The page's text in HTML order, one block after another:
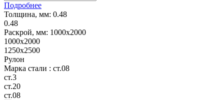
Подробнее
Толщина, мм: 0.48
0.48
Раскрой, мм: 1000х2000
1000х2000
1250х2500
Рулон
Марка стали : ст.08
ст.3
ст.20
ст.08